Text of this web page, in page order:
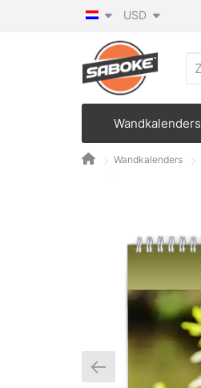
USD
Wandkalenders
Wandkalenders